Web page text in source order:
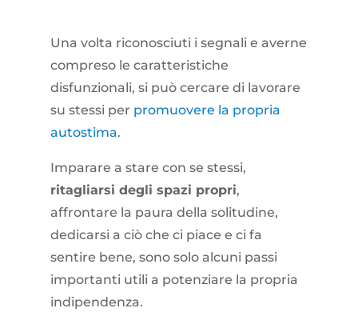
Una volta riconosciuti i segnali e averne
compreso le caratteristiche
disfunzionali, si può cercare di lavorare
su stessi per promuovere la propria
autostima.
Imparare a stare con se stessi,
ritagliarsi degli spazi propri,
affrontare la paura della solitudine,
dedicarsi a ciò che ci piace e ci fa
sentire bene, sono solo alcuni passi
importanti utili a potenziare la propria
indipendenza.